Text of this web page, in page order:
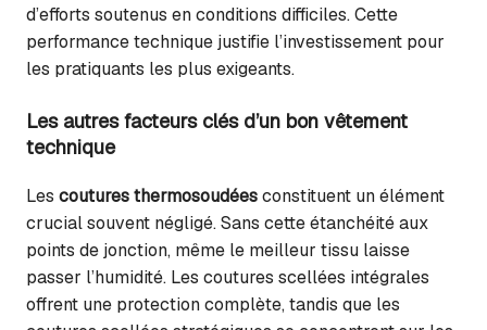
d’efforts soutenus en conditions difficiles. Cette
performance technique justifie l’investissement pour
les pratiquants les plus exigeants.
Les autres facteurs clés d’un bon vêtement
technique
Les coutures thermosoudéesconstituent un élément
crucial souvent négligé. Sans cette étanchéité aux
points de jonction, même le meilleur tissu laisse
passer l’humidité. Les coutures scellées intégrales
offrent une protection complète, tandis que les